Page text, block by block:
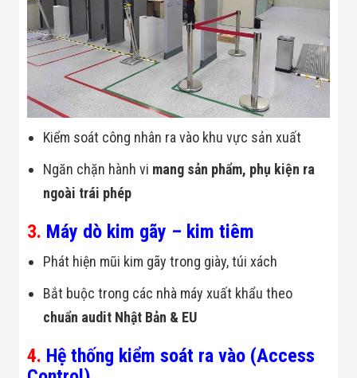
Kiểm soát công nhân ra vào khu vực sản xuất
Ngăn chặn hành vi mang sản phẩm, phụ kiện ra
ngoài trái phép
3. Máy dò kim gãy – kim tiêm
Phát hiện mũi kim gãy trong giày, túi xách
Bắt buộc trong các nhà máy xuất khẩu theo
chuẩn audit Nhật Bản & EU
4. Hệ thống kiểm soát ra vào (Access